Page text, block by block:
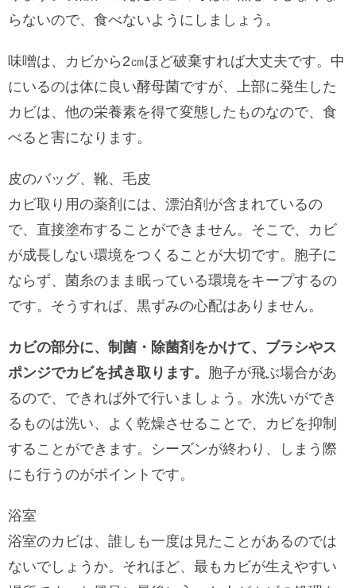
らないので、食べないようにしましょう。
味噌は、カビから2㎝ほど破棄すれば大丈夫です。中
にいるのは体に良い酵母菌ですが、上部に発生した
カビは、他の栄養素を得て変態したものなので、食
べると害になります。
皮のバッグ、靴、毛皮
カビ取り用の薬剤には、漂泊剤が含まれているの
で、直接塗布することができません。そこで、カビ
が成長しない環境をつくることが大切です。胞子に
ならず、菌糸のまま眠っている環境をキープするの
です。そうすれば、黒ずみの心配はありません。
カビの部分に、制菌・除菌剤をかけて、ブラシやス
ポンジでカビを拭き取ります。 胞子が飛ぶ場合があ
るので、できれば外で行いましょう。水洗いができ
るものは洗い、よく乾燥させることで、カビを抑制
することができます。シーズンが終わり、しまう際
にも行うのがポイントです。
浴室
浴室のカビは、誰しも一度は見たことがあるのでは
ないでしょうか。それほど、最もカビが生えやすい